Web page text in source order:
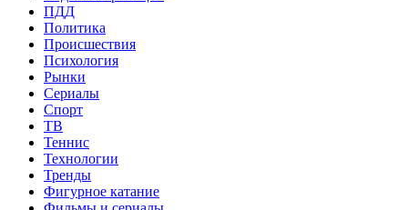
ПДД
Политика
Происшествия
Психология
Рынки
Сериалы
Спорт
ТВ
Теннис
Технологии
Тренды
Фигурное катание